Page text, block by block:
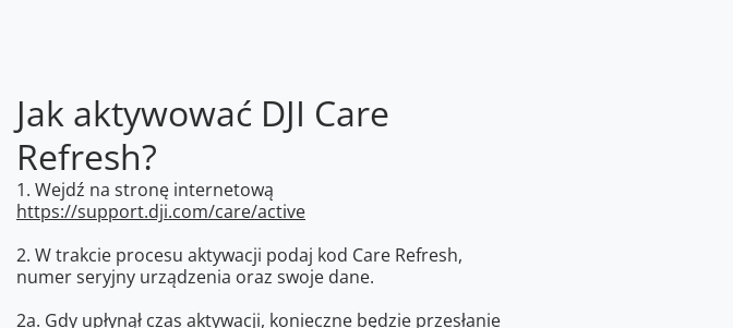
Jak aktywować DJI Care
Refresh?
1. Wejdź na stronę internetową
https://support.dji.com/care/active
2. W trakcie procesu aktywacji podaj kod Care Refresh,
numer seryjny urządzenia oraz swoje dane.
2a. Gdy upłynął czas aktywacji, konieczne będzie przesłanie